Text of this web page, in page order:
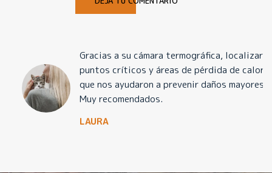
Gracias a su cámara termográfica, localizaron
puntos críticos y áreas de pérdida de calor
que nos ayudaron a prevenir daños mayores.
Muy recomendados.
LAURA